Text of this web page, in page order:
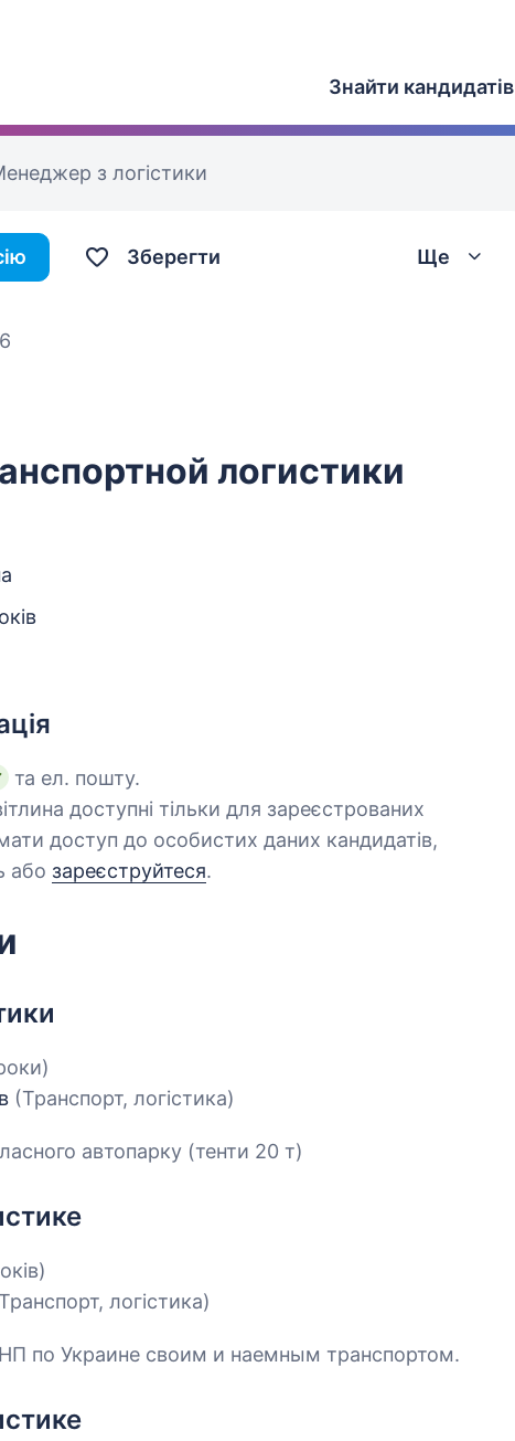
Знайти кандидатів
з логістики
Зберегти Ще
логистики
та ел. пошту.
доступні тільки для зареєстрованих
доступ до особистих даних кандидатів,
або зареєструйтеся.
(Транспорт, логістика)
автопарку (тенти 20 т)
логістика)
по Украине своим и наемным транспортом.